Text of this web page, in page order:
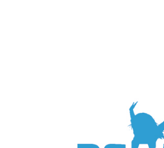
건축자재 파트너사